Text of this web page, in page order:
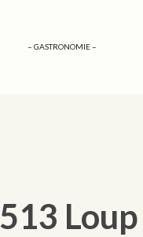
– GASTRONOMIE –
513